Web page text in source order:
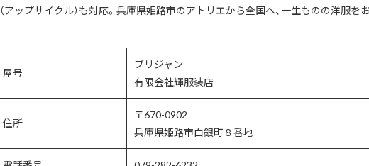
（アップサイクル）も対応。兵庫県姫路市のアトリエから全国へ、一生ものの洋服を
屋号
ブリジャン
有限会社輝服装店
住所
〒670-0902
兵庫県姫路市白銀町８番地